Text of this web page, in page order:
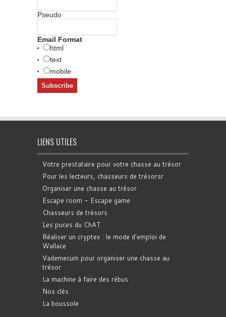
Pseudo
Email Format
html
text
mobile
LIENS UTILES
Votre prestataire pour votre chasse au trésor
Pour les lecteurs, chasseurs de trésorsr
Organiser une chasse au trésor
Escape room - Escape game
Chasseurs de trésors
Les puces du ChAT
Réaliser un cryptex : le mode d'emploi de
Wallace
Vademecum pour organiser une chasse au
trésor
La machine à faire des rébus
Nos clés
La boussole